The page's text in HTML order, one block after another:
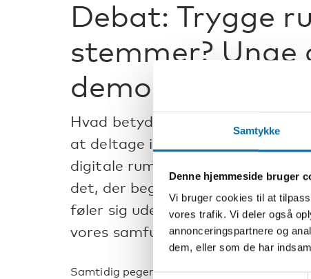
Samtykke
Denne hjemmeside bruger
Vi bruger cookies til at
vores trafik. Vi deler også
annonceringspartnere og
dem, eller som de har
Debat: Trygge
stemmer?
demokrati.
Hvad betyder digitale medier for
at deltage i den demokratiske
digitale rum, der både er trygge
det, der begrænser unge, holder
føler sig udenfor, når det gælder
vores samfund?
Samtidig peger meget på, at digitale